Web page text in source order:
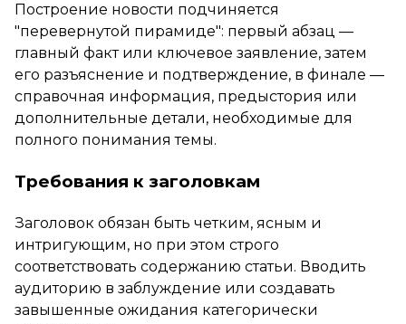
Построение новости подчиняется
"перевернутой пирамиде": первый абзац —
главный факт или ключевое заявление, затем
его разъяснение и подтверждение, в финале —
справочная информация, предыстория или
дополнительные детали, необходимые для
полного понимания темы.
Требования к заголовкам
Заголовок обязан быть четким, ясным и
интригующим, но при этом строго
соответствовать содержанию статьи. Вводить
аудиторию в заблуждение или создавать
завышенные ожидания категорически